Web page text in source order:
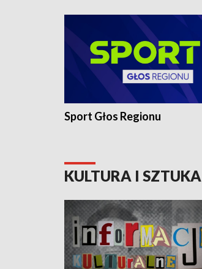
Sport Głos Regionu
KULTURA I SZTUKA